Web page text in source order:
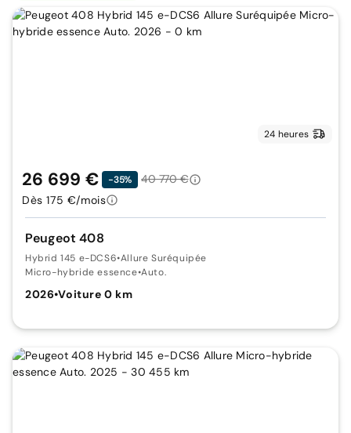
24 heures
Peugeot 408
Hybrid 145 e-DCS6•Allure Suréquipée
Micro-hybride essence•Auto.
2026•Voiture 0 km
26 699 € -35%
40 770 €
Dès 175 €/mois